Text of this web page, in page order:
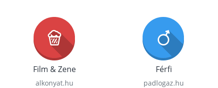
Film & Zene
alkonyat.hu
Férfi
padlogaz.hu